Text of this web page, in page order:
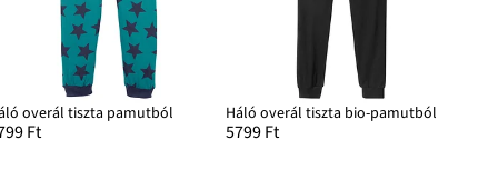
overál tiszta pamutból
Ft
Háló overál tiszta bio-pamutból
5799 Ft